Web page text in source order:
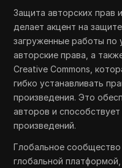
Защита авторских прав
делает акцент на
загруженные работы
авторские права, а
Creative Commons,
гибко устанавливать
произведения. Это
авторов и
произведений.
Глобальное сообщество
глобальной